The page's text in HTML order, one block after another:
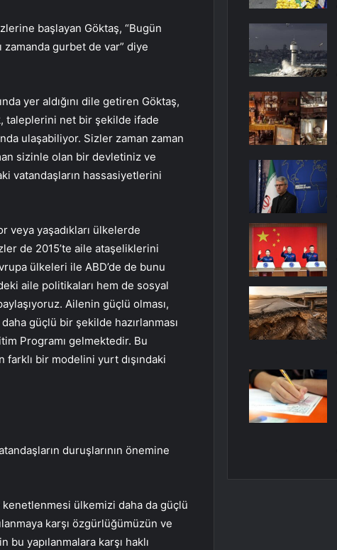
başlayan Göktaş, “Bugün
zamanda gurbet de var” diye
yer aldığını dile getiren Göktaş,
taleplerini net bir şekilde ifade
ulaşabiliyor. Sizler zaman zaman
sizinle olan bir devletiniz ve
vatandaşların hassasiyetlerini
veya yaşadıkları ülkelerde
de 2015’te aile ataşeliklerini
ülkeleri ile ABD’de de bunu
aile politikaları hem de sosyal
Ailenin güçlü olması,
güçlü bir şekilde hazırlanması
Programı gelmektedir. Bu
farklı bir modelini yurt dışındaki
duruşlarının önemine
kenetlenmesi ülkemizi daha da güçlü
karşı özgürlüğümüzün ve
bu yapılanmalara karşı haklı